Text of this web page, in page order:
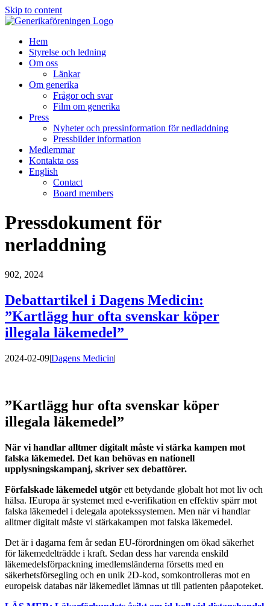
Skip to content
Hem
Styrelse och ledning
Om oss
Länkar
Om generika
Frågor och svar
Film om generika
Press
Nyheter och pressinformation för nedladdning
Pressbilder information
Medlemmar
Kontakta oss
English
Contact
Board members
Pressdokument för
nerladdning
902, 2024
Debattartikel i Dagens Medicin:
”Kartlägg hur ofta svenskar köper
illegala läkemedel”
2024-02-09|Dagens Medicin|
”Kartlägg hur ofta svenskar köper
illegala läkemedel”
När vi handlar alltmer digitalt måste vi stärka kampen mot
falska läkemedel. Det kan behövas en nationell
upplysningskampanj, skriver sex debattörer.
Förfalskade läkemedel utgör ett betydande globalt hot mot liv och
hälsa. IEuropa är systemet med e-verifikation en effektiv spärr mot
falska läkemedel i delegala apotekssystemen. Men när vi handlar
alltmer digitalt måste vi stärkakampen mot falska läkemedel.
Det är i dagarna fem år sedan EU-förordningen om ökad säkerhet
för läkemedelträdde i kraft. Sedan dess har varenda enskild
läkemedelsförpackning imedlemsländerna försetts med en
säkerhetsförsegling och en unik 2D-kod, somkontrolleras mot en
europeisk databas när läkemedlet lämnas ut till patienten påapoteket.